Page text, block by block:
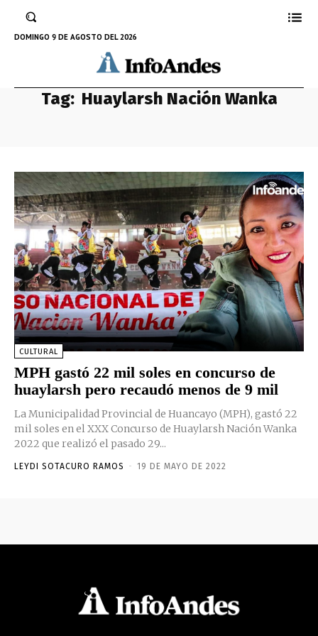
DOMINGO 9 DE AGOSTO DEL 2026
Tag: Huaylarsh Nación Wanka
CULTURAL
MPH gastó 22 mil soles en concurso de
huaylarsh pero recaudó menos de 9 mil
La Municipalidad Provincial de Huancayo (MPH), gastó 22
mil soles en el XXX Concurso de Huaylarsh Nación Wanka
2022 que realizó el pasado 29...
LEYDI SOTACURO RAMOS - 19 DE MAYO DE 2022